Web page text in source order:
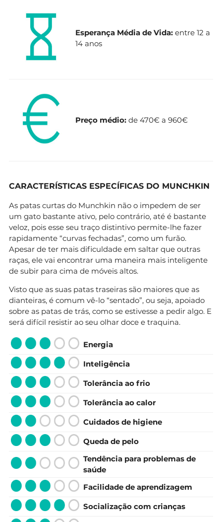
Esperança Média de Vida: entre 12 a
14 anos
Preço médio: de 470€ a 960€
CARACTERÍSTICAS ESPECÍFICAS DO MUNCHKIN
As patas curtas do Munchkin não o impedem de ser
um gato bastante ativo, pelo contrário, até é bastante
veloz, pois esse seu traço distintivo permite-lhe fazer
rapidamente “curvas fechadas”, como um furão.
Apesar de ter mais dificuldade em saltar que outras
raças, ele vai encontrar uma maneira mais inteligente
de subir para cima de móveis altos.
Visto que as suas patas traseiras são maiores que as
dianteiras, é comum vê-lo “sentado”, ou seja, apoiado
sobre as patas de trás, como se estivesse a pedir algo. E
será difícil resistir ao seu olhar doce e traquina.
Energia
Inteligência
Tolerância ao frio
Tolerância ao calor
Cuidados de higiene
Queda de pelo
Tendência para problemas de
saúde
Facilidade de aprendizagem
Socialização com crianças